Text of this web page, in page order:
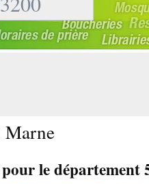
le département